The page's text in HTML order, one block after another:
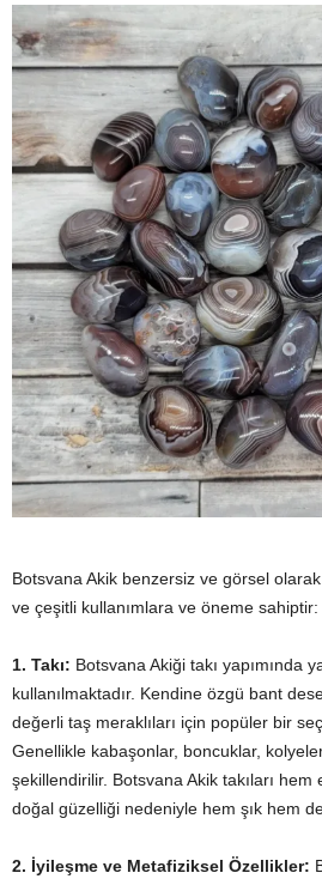
Botsvana Akik benzersiz ve görsel
ve çeşitli kullanımlara ve öneme sahiptir:
1. Takı: Botsvana Akiği takı yapımında
kullanılmaktadır. Kendine özgü bant
değerli taş meraklıları için popüler bir
Genellikle kabaşonlar, boncuklar,
şekillendirilir. Botsvana Akik takıları
doğal güzelliği nedeniyle hem şık hem
2. İyileşme ve Metafiziksel Özellikler: